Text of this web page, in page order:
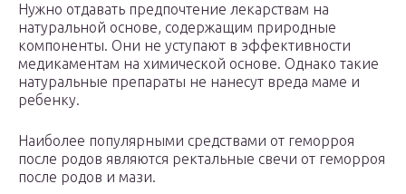
Нужно отдавать предпочтение лекарствам на
натуральной основе, содержащим природные
компоненты. Они не уступают в эффективности
медикаментам на химической основе. Однако такие
натуральные препараты не нанесут вреда маме и
ребенку.
Наиболее популярными средствами от геморроя
после родов являются ректальные свечи от геморроя
после родов и мази.